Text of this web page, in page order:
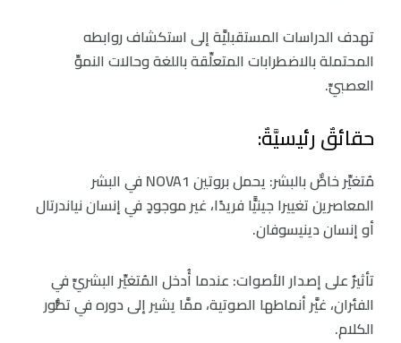
تهدف الدراسات المستقبليَّة إلى استكشاف روابطه
المحتملة بالاضطرابات المتعلِّقة باللغة وحالات النموِّ
العصبيِّ.
حقائقٌ رئيسيَّةٌ:
مُتغيِّر خاصٌّ بالبشر: يحمل بروتين NOVA1 في البشر
المعاصرين تغييرا جينيًّا فريدًا، غير موجودٍ في إنسان نياندرتال
أو إنسان دينيسوفان.
تأثيرٌ على إصدار الأصوات: عندما أُدخل المُتغيِّر البشريِّ في
الفئران، غيَّر أنماطها الصوتية، ممَّا يشير إلى دوره في تطُّور
الكلام.